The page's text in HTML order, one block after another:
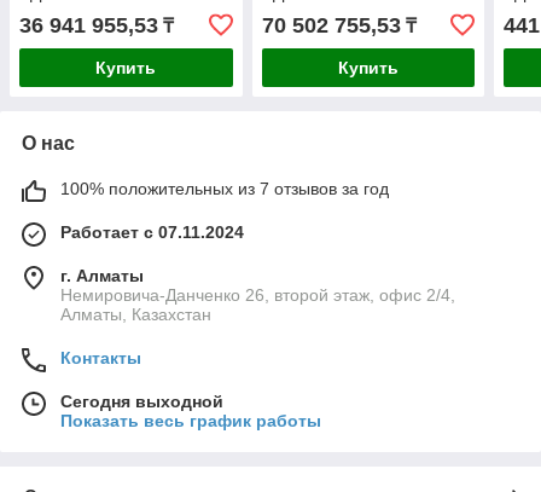
36 941 955,53 ₸
Купить
70 502 755,53₸
Купить
О нас
100% положительных из 7 отзывов за год
Работает с 07.11.2024
г. Алматы
Немировича-Данченко 26, второй этаж, офис 2/4,
Алматы, Казахстан
Контакты
Сегодня выходной
Показать весь график работы